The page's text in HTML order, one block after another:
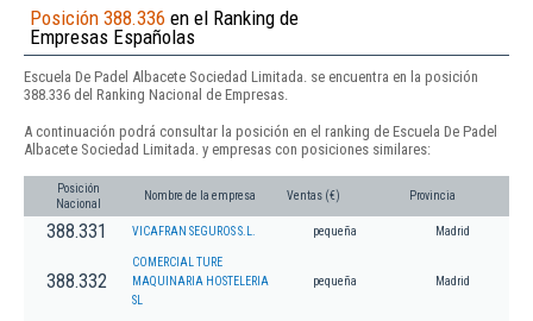
Posición 388.336 en el Ranking de
Empresas Españolas
Escuela De Padel Albacete Sociedad Limitada. se encuentra en la posición
388.336 del Ranking Nacional de Empresas.
A continuación podrá consultar la posición en el ranking de Escuela De Padel
Albacete Sociedad Limitada. y empresas con posiciones similares:
Posición
Nacional
Nombre de la empresa Ventas (€) Provincia
388.331 VICAFRAN SEGUROS S.L. pequeña Madrid
388.332
COMERCIAL TURE
MAQUINARIA HOSTELERIA
SL
pequeña Madrid